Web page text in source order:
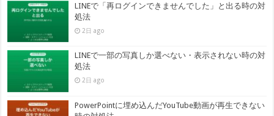
LINEで「再ログインできませんでした」と出る時の対
処法
2日 ago
LINEで一部の写真しか選べない・表示されない時の対
処法
2日 ago
PowerPointに埋め込んだYouTube動画が再生できない